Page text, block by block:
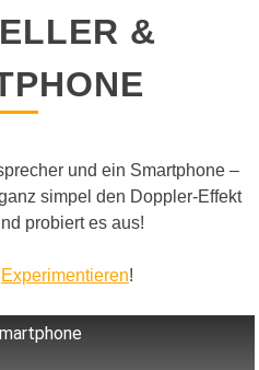
&
und ein Smartphone –
simpel den Doppler-Effekt
probiert es aus!
Experimentieren!